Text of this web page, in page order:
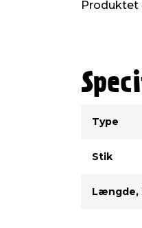
Produktet
Type
Stik
Længde,